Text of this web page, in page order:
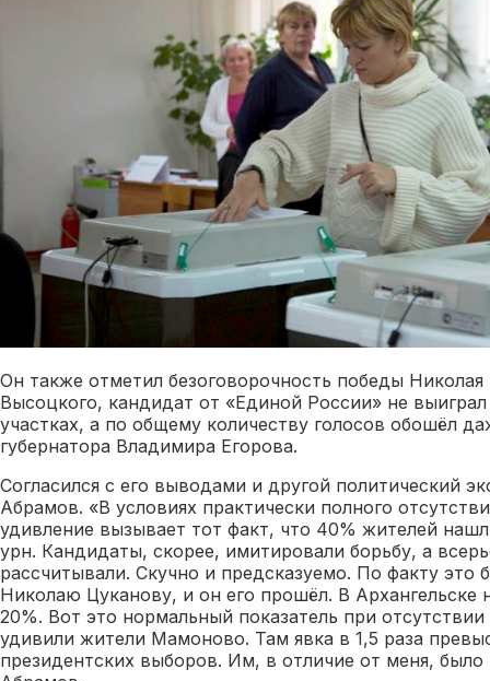
Он также отметил безоговорочность победы
Высоцкого, кандидат от «Единой России» не
участках, а по общему количеству голосов обошёл
губернатора Владимира Егорова.
Согласился с его выводами и другой политический
Абрамов. «В условиях практически полного
удивление вызывает тот факт, что 40% жителей
урн. Кандидаты, скорее, имитировали борьбу, а
рассчитывали. Скучно и предсказуемо. По факту
Николаю Цуканову, и он его прошёл. В
20%. Вот это нормальный показатель при
удивили жители Мамоново. Там явка в 1,5 раза
президентских выборов. Им, в отличие от меня,